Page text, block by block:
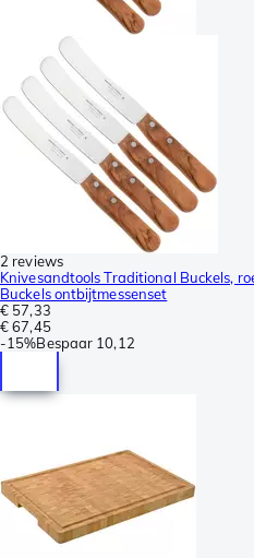
2 reviews
Knivesandtools Traditional Buckels,
Buckels ontbijtmessenset
€ 57,33
€ 67,45
-15%Bespaar 10,12